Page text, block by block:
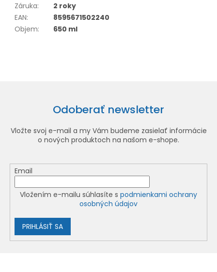
Záruka:
2 roky
EAN:
8595671502240
Objem: 650 ml
Odoberať newsletter
Vložte svoj e-mail a my Vám budeme zasielať informácie
o nových produktoch na našom e-shope.
Email
Vložením e-mailu súhlasíte s podmienkami ochrany
osobných údajov
PRIHLÁSIŤ SA